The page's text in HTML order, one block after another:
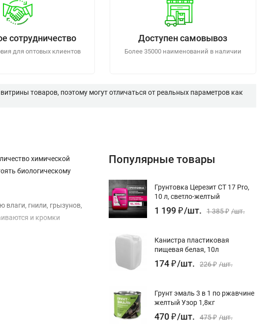
сотрудничество
для оптовых клиентов
Доступен самовывоз
Более 35000 наименований в наличии
товаров, поэтому могут отличаться от реальных параметров как
химической
биологическому
влаги, гнили, грызунов,
и кромки
изготавливают
воздействию
Популярные товары
Грунтовка Церезит CT 17 Pro,
10 л, светло-желтый
1 199₽/шт. 1 385₽ /шт.
Канистра пластиковая
пищевая белая, 10л
174₽/шт. 226₽ /шт.
Грунт эмаль 3 в 1 по ржавчине
желтый Узор 1,8кг
470₽/шт. 475₽ /шт.